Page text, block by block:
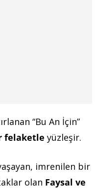
“Bu An İçin”
felaketle yüzleşir.
imrenilen bir
olan Faysal ve